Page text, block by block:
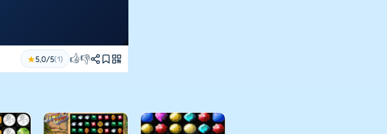
★5,0/5(1) 👍👎